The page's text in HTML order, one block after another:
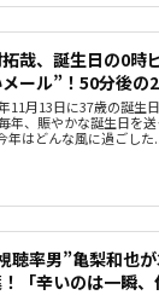
哉、誕生日の0時
ール”！50分後の
11月13日に37歳の誕生
年、賑やかな誕生日を
年はどんな風に過ごした
聴率男”亀梨和也
「辛いのは一瞬、